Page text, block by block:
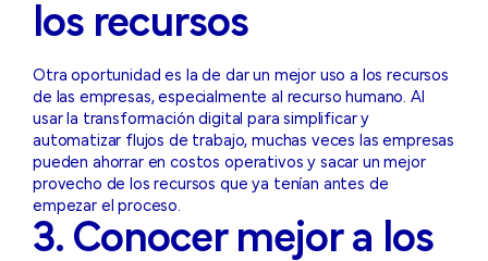
los recursos
Otra oportunidad es la de dar un mejor uso a los recursos
de las empresas, especialmente al recurso humano. Al
usar la transformación digital para simplificar y
automatizar flujos de trabajo, muchas veces las empresas
pueden ahorrar en costos operativos y sacar un mejor
provecho de los recursos que ya tenían antes de
empezar el proceso.
3. Conocer mejor a los